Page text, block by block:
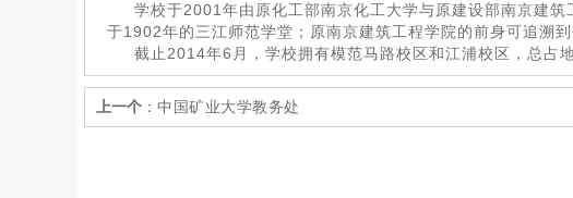
学校于2001年由原化工部南京化工大学与原建设部南京建
于1902年的三江师范学堂；原南京建筑工程学院的前身可追溯
截止2014年6月，学校拥有模范马路校区和江浦校区，总占
上一个 ： 中国矿业大学教务处